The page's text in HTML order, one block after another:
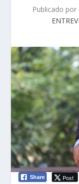
Publicado por
Share Post